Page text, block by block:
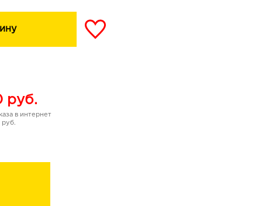
руб.
в интернет
руб.